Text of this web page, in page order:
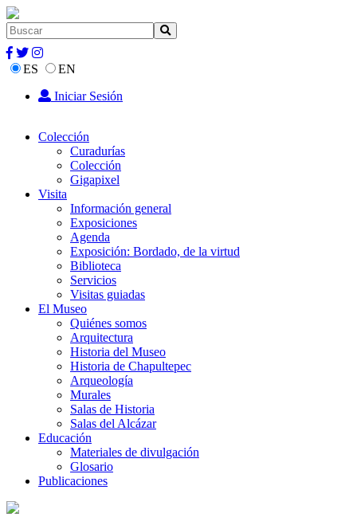
ES
EN
Iniciar Sesión
Colección
Curadurías
Colección
Gigapixel
Visita
Información general
Exposiciones
Agenda
Exposición: Bordado, de la virtud
Biblioteca
Servicios
Visitas guiadas
El Museo
Quiénes somos
Arquitectura
Historia del Museo
Historia de Chapultepec
Arqueología
Murales
Salas de Historia
Salas del Alcázar
Educación
Materiales de divulgación
Glosario
Publicaciones